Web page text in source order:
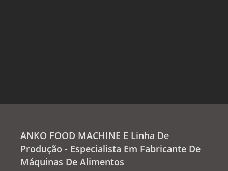
ANKO FOOD MACHINE E Linha De
Produção - Especialista Em Fabricante De
Máquinas De Alimentos